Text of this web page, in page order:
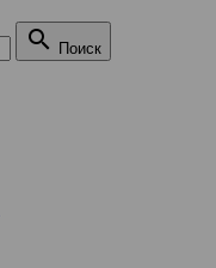
 Поиск